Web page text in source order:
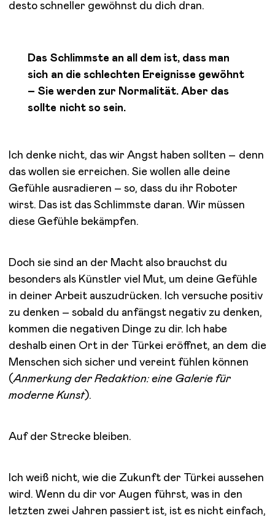
desto schneller gewöhnst du dich dran.
Das Schlimmste an all dem ist, dass man
sich an die schlechten Ereignisse gewöhnt
– Sie werden zur Normalität. Aber das
sollte nicht so sein.
Ich denke nicht, das wir Angst haben sollten – denn
das wollen sie erreichen. Sie wollen alle deine
Gefühle ausradieren – so, dass du ihr Roboter
wirst. Das ist das Schlimmste daran. Wir müssen
diese Gefühle bekämpfen.
Doch sie sind an der Macht also brauchst du
besonders als Künstler viel Mut, um deine Gefühle
in deiner Arbeit auszudrücken. Ich versuche positiv
zu denken – sobald du anfängst negativ zu denken,
kommen die negativen Dinge zu dir. Ich habe
deshalb einen Ort in der Türkei eröffnet, an dem die
Menschen sich sicher und vereint fühlen können
(Anmerkung der Redaktion: eine Galerie für
moderne Kunst).
Auf der Strecke bleiben.
Ich weiß nicht, wie die Zukunft der Türkei aussehen
wird. Wenn du dir vor Augen führst, was in den
letzten zwei Jahren passiert ist, ist es nicht einfach,